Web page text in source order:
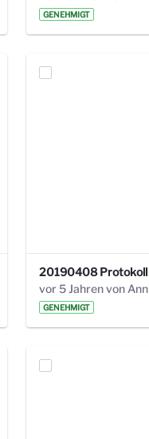
GENEHMIGT
GENEHMIGT